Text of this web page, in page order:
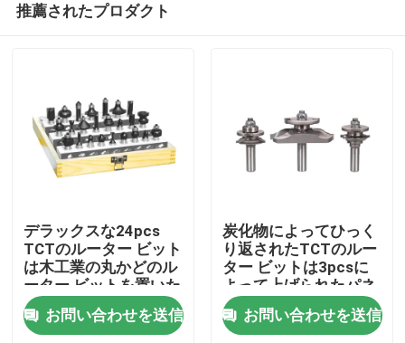
家
推薦されたプロダクト
デラックスな24pcs
TCTのルーター ビット
は木工業の丸かどのル
ーター ビットを置いた
お問い合わせを送信
炭化物によってひっく
り返されたTCTのルー
ター ビットは3pcsに
よって上げられたパネ
ルのルーター ビット
セットを置いた
お問い合わせを送信